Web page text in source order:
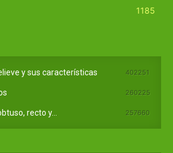
1185
y sus características 402251
260225
recto y... 257660